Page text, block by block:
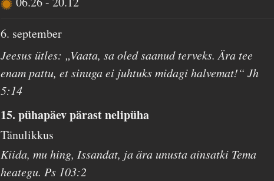
6. september
Jeesus ütles: „Vaata, sa oled saanud terveks. Ära tee
enam pattu, et sinuga ei juhtuks midagi halvemat!“ Jh
5:14
15. pühapäev pärast nelipüha
Tänulikkus
Kiida, mu hing, Issandat, ja ära unusta ainsatki Tema
heategu. Ps 103:2